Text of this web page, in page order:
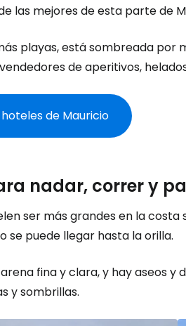
las mejores de esta parte de
playas, está sombreada por
de aperitivos,
hoteles de Mauricio
nadar, correr y
ser más grandes en la
se puede llegar hasta la orilla.
fina y clara, y hay aseos
y sombrillas.